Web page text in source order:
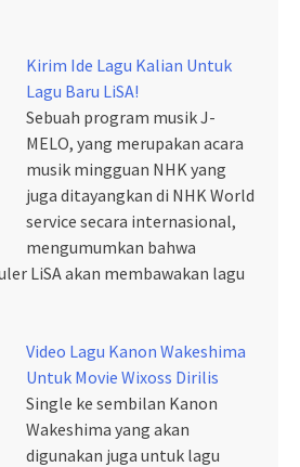
Kirim Ide Lagu Kalian Untuk
Lagu Baru LiSA!
Sebuah program musik J-
MELO, yang merupakan acara
musik mingguan NHK yang
juga ditayangkan di NHK World
service secara internasional,
mengumumkan bahwa
LiSA akan membawakan lagu
Video Lagu Kanon Wakeshima
Untuk Movie Wixoss Dirilis
Single ke sembilan Kanon
Wakeshima yang akan
digunakan juga untuk lagu